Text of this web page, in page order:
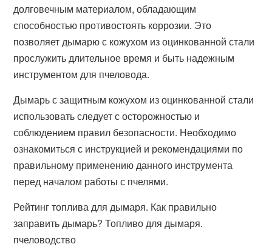
долговечным материалом, обладающим
способностью противостоять коррозии. Это
позволяет дымарю с кожухом из оцинкованной стали
прослужить длительное время и быть надежным
инструментом для пчеловода.
Дымарь с защитным кожухом из оцинкованной стали
использовать следует с осторожностью и
соблюдением правил безопасности. Необходимо
ознакомиться с инструкцией и рекомендациями по
правильному применению данного инструмента
перед началом работы с пчелями.
Рейтинг топлива для дымаря. Как правильно
заправить дымарь? Топливо для дымаря.
пчеловодство